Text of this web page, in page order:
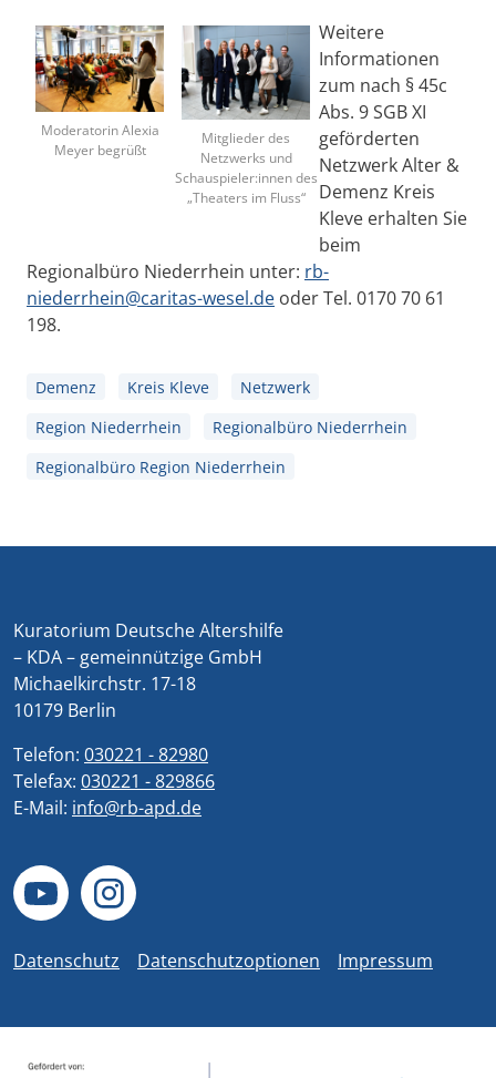
Moderatorin Alexia
Meyer begrüßt
Mitglieder des
Netzwerks und
Schauspieler:innen des
„Theaters im Fluss“
Weitere
Informationen
zum nach § 45c
Abs. 9 SGB XI
geförderten
Netzwerk Alter &
Demenz Kreis
Kleve erhalten Sie
beim
Regionalbüro Niederrhein unter: rb-
niederrhein@caritas-wesel.de oder Tel. 0170 70 61
198.
Demenz Kreis Kleve
Netzwerk
Region Niederrhein
Regionalbüro Niederrhein
Regionalbüro Region Niederrhein
Kuratorium Deutsche Altershilfe
– KDA – gemeinnützige GmbH
Michaelkirchstr. 17-18
10179 Berlin
Telefon: 030221 - 82980
Telefax: 030221 - 829866
E-Mail: info@rb-apd.de
Datenschutz Datenschutzoptionen Impressum